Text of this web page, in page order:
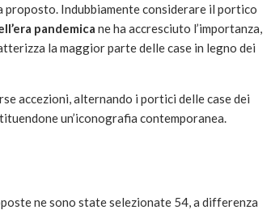
proposto. Indubbiamente considerare il portico
pandemica ne ha accresciuto l’importanza,
la maggior parte delle case in legno dei
accezioni, alternando i portici delle case dei
un’iconografia contemporanea.
ne sono state selezionate 54, a differenza